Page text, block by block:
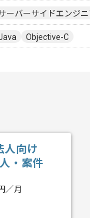
ーバーサイドエンジニ
Objective-C
人向け
・案件
／月